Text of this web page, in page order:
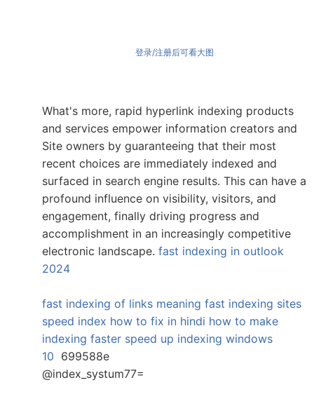
登录/注册后可看大图
What's more, rapid hyperlink indexing products
and services empower information creators and
Site owners by guaranteeing that their most
recent choices are immediately indexed and
surfaced in search engine results. This can have a
profound influence on visibility, visitors, and
engagement, finally driving progress and
accomplishment in an increasingly competitive
electronic landscape. fast indexing in outlook
2024
fast indexing of links meaning fast indexing sites
speed index how to fix in hindi how to make
indexing faster speed up indexing windows
10 699588e
@index_systum77=